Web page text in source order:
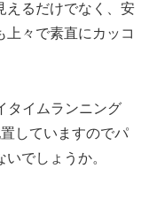
えるだけでなく、安
上々で素直にカッコ
タイムランニング
していますのでパ
でしょうか。